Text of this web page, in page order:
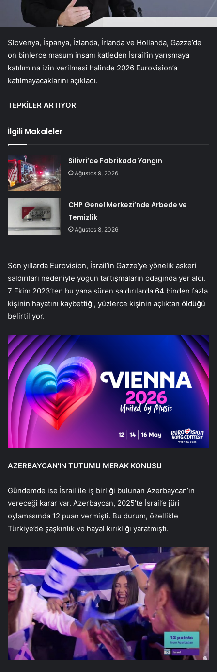
Slovenya, İspanya, İzlanda, İrlanda ve Hollanda, Gazze’de
on binlerce masum insanı katleden İsrail’in yarışmaya
katılımına izin verilmesi halinde 2026 Eurovision’a
katılmayacaklarını açıkladı.
TEPKİLER ARTIYOR
İlgili Makaleler
Silivri’de Fabrikada Yangın
Ağustos 9, 2026
CHP Genel Merkezi’nde Arbede ve
Temizlik
Ağustos 8, 2026
Son yıllarda Eurovision, İsrail’in Gazze’ye yönelik askeri
saldırıları nedeniyle yoğun tartışmaların odağında yer aldı.
7 Ekim 2023’ten bu yana süren saldırılarda 64 binden fazla
kişinin hayatını kaybettiği, yüzlerce kişinin açlıktan öldüğü
belirtiliyor.
AZERBAYCAN’IN TUTUMU MERAK KONUSU
Gündemde ise İsrail ile iş birliği bulunan Azerbaycan’ın
vereceği karar var. Azerbaycan, 2025’te İsrail’e jüri
oylamasında 12 puan vermişti. Bu durum, özellikle
Türkiye’de şaşkınlık ve hayal kırıklığı yaratmıştı.